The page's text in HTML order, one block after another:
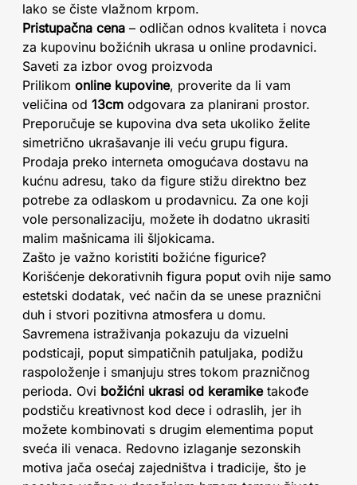
lako se čiste vlažnom krpom.
Pristupačna cena – odličan odnos kvaliteta i novca
za kupovinu božićnih ukrasa u online prodavnici.
Saveti za izbor ovog proizvoda
Prilikom online kupovine, proverite da li vam
veličina od 13cm odgovara za planirani prostor.
Preporučuje se kupovina dva seta ukoliko želite
simetrično ukrašavanje ili veću grupu figura.
Prodaja preko interneta omogućava dostavu na
kućnu adresu, tako da figure stižu direktno bez
potrebe za odlaskom u prodavnicu. Za one koji
vole personalizaciju, možete ih dodatno ukrasiti
malim mašnicama ili šljokicama.
Zašto je važno koristiti božićne figurice?
Korišćenje dekorativnih figura poput ovih nije samo
estetski dodatak, već način da se unese praznični
duh i stvori pozitivna atmosfera u domu.
Savremena istraživanja pokazuju da vizuelni
podsticaji, poput simpatičnih patuljaka, podižu
raspoloženje i smanjuju stres tokom prazničnog
perioda. Ovi božićni ukrasi od keramiketakođe
podstiču kreativnost kod dece i odraslih, jer ih
možete kombinovati s drugim elementima poput
sveća ili venaca. Redovno izlaganje sezonskih
motiva jača osećaj zajedništva i tradicije, što je